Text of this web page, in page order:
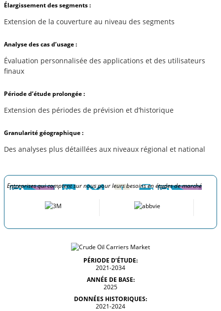
Élargissement des segments :
Extension de la couverture au niveau des segments
Analyse des cas d’usage :
Évaluation personnalisée des applications et des utilisateurs
finaux
Période d’étude prolongée :
Extension des périodes de prévision et d’historique
Granularité géographique :
Des analyses plus détaillées aux niveaux régional et national
Entreprises qui comptent sur nous pour leurs besoins en études de marché
PÉRIODE D’ÉTUDE:
2021-2034
ANNÉE DE BASE:
2025
DONNÉES HISTORIQUES:
2021-2024